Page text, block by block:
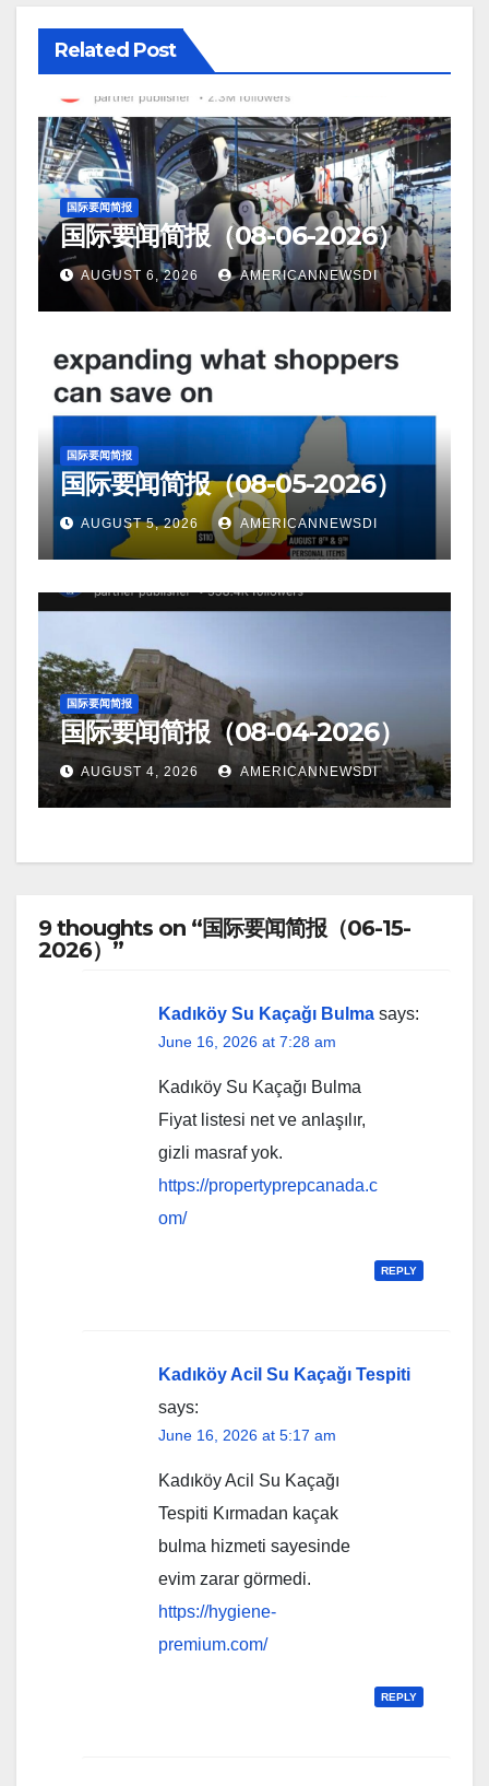
Related Post
国际要闻简报
国际要闻简报（08-06-2026）
AUGUST 6, 2026 AMERICANNEWSDI
国际要闻简报
国际要闻简报（08-05-2026）
AUGUST 5, 2026 AMERICANNEWSDI
国际要闻简报
国际要闻简报（08-04-2026）
AUGUST 4, 2026 AMERICANNEWSDI
9 thoughts on “国际要闻简报（06-15-
2026）”
Kadıköy Su Kaçağı Bulma says:
June 16, 2026 at 7:28 am
Kadıköy Su Kaçağı Bulma
Fiyat listesi net ve anlaşılır,
gizli masraf yok.
https://propertyprepcanada.c
om/
REPLY
Kadıköy Acil Su Kaçağı Tespiti
says:
June 16, 2026 at 5:17 am
Kadıköy Acil Su Kaçağı
Tespiti Kırmadan kaçak
bulma hizmeti sayesinde
evim zarar görmedi.
https://hygiene-
premium.com/
REPLY